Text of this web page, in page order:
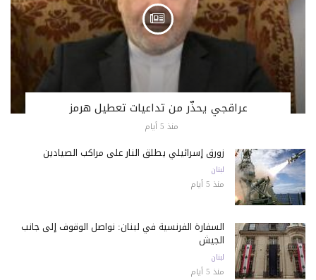
عراقجي يحذّر من تداعيات تعطيل هرمز
منذ 5 أيام
زورق إسرائيلي يطلق النار على مراكب الصيادين
لبنان
منذ 5 أيام
السفارة الفرنسية في لبنان: نواصل الوقوف إلى جانب
الجيش
لبنان
منذ 5 أيام